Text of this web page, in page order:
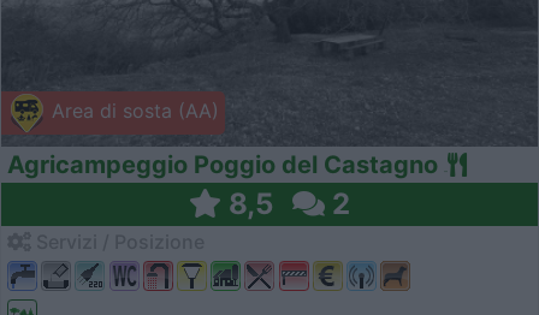
Area di sosta (AA)
Agricampeggio Poggio del Castagno
8,5 2